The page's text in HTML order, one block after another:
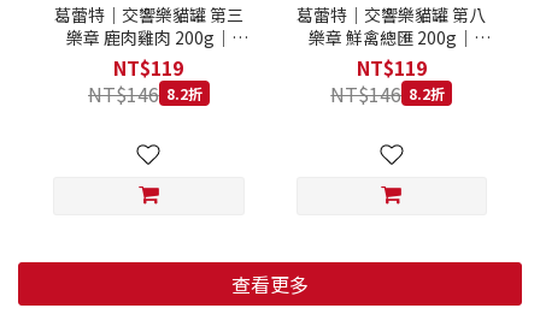
葛蕾特｜交響樂貓罐 第三
樂章 鹿肉雞肉 200g｜
GranataPet 200克 主食罐
無穀罐 無膠罐 主食貓罐 德
罐
NT$119
NT$146 8.2折
葛蕾特｜交響樂貓罐 第八
樂章 鮮禽總匯 200g｜
GranataPet 200克 主食罐
無穀罐 無膠罐 主食貓罐 德
罐
NT$119
NT$146 8.2折
查看更多